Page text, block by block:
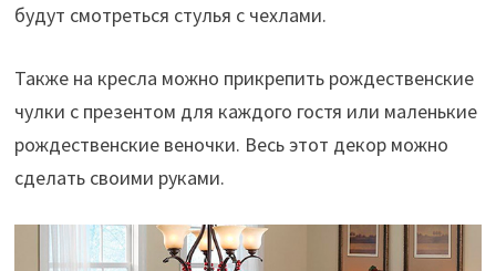
будут смотреться стулья с чехлами.
Также на кресла можно прикрепить рождественские
чулки с презентом для каждого гостя или маленькие
рождественские веночки. Весь этот декор можно
сделать своими руками.